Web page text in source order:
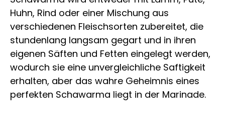
Huhn, Rind oder einer Mischung aus
verschiedenen Fleischsorten zubereitet, die
stundenlang langsam gegart und in ihren
eigenen Säften und Fetten eingelegt werden,
wodurch sie eine unvergleichliche Saftigkeit
erhalten, aber das wahre Geheimnis eines
perfekten Schawarma liegt in der Marinade.